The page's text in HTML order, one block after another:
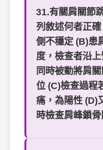
31.有關肩關節
列敘述何者正
側不穩定 (B)患
度，檢查者沿
同時被動將肩
位 (C)檢查過程
痛，為陽性 (D)
時檢查肩峰鎖